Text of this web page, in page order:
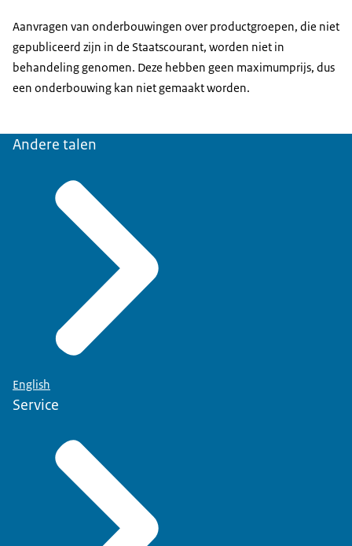
Aanvragen van onderbouwingen over productgroepen, die niet
gepubliceerd zijn in de Staatscourant, worden niet in
behandeling genomen. Deze hebben geen maximumprijs, dus
een onderbouwing kan niet gemaakt worden.
Andere talen
English
Service